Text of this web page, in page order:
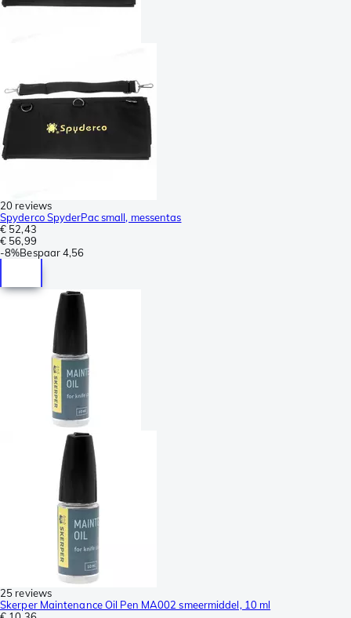
20 reviews
Spyderco SpyderPac small, messentas
€ 52,43
€ 56,99
-8%Bespaar4,56
25 reviews
Skerper Maintenance Oil Pen MA002 smeermiddel, 10 ml